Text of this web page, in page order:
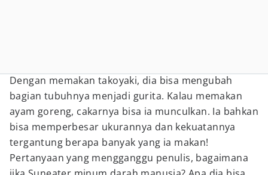
Dengan memakan takoyaki, dia bisa mengubah
bagian tubuhnya menjadi gurita. Kalau memakan
ayam goreng, cakarnya bisa ia munculkan. Ia bahkan
bisa memperbesar ukurannya dan kekuatannya
tergantung berapa banyak yang ia makan!
Pertanyaan yang mengganggu penulis, bagaimana